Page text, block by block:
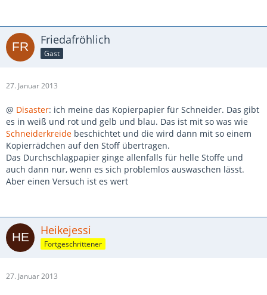
Friedafröhlich
Gast
27. Januar 2013
@ Disaster: ich meine das Kopierpapier für Schneider. Das gibt
es in weiß und rot und gelb und blau. Das ist mit so was wie
Schneiderkreide beschichtet und die wird dann mit so einem
Kopierrädchen auf den Stoff übertragen.
Das Durchschlagpapier ginge allenfalls für helle Stoffe und
auch dann nur, wenn es sich problemlos auswaschen lässt.
Aber einen Versuch ist es wert
Heikejessi
Fortgeschrittener
27. Januar 2013